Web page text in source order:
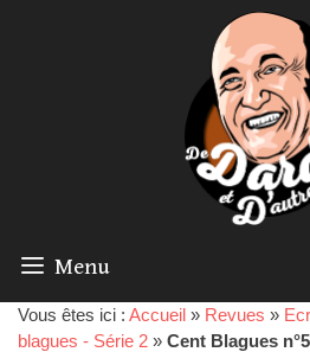
Menu
Vous êtes ici : Accueil » Revues »
blagues - Série 2 » Cent Blagues